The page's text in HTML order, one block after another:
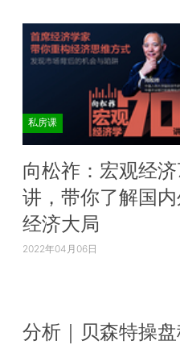
私房课
向松祚：宏观经
讲，带你了解国
经济大局
2022年04月06日
分析｜贝森特操